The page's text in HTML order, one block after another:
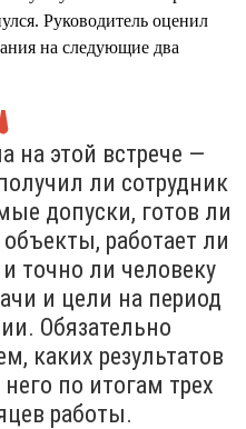
Руководитель оценил
на следующие два
на этой встрече —
ли сотрудник
допуски, готов ли
работает ли
точно ли человеку
и цели на период
Обязательно
каких результатов
по итогам трех
работы.